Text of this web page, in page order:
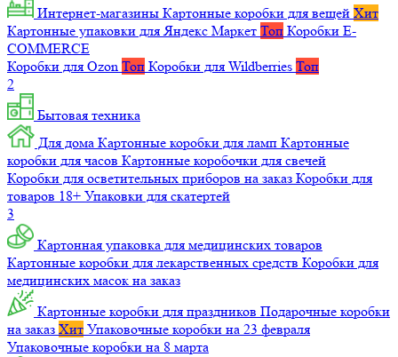
Интернет-магазины Картонные коробки для вещей Хит
Картонные упаковки для Яндекс Маркет Топ Коробки E-
COMMERCE
Коробки для Ozon Топ Коробки для Wildberries Топ
2
Бытовая техника
Для дома Картонные коробки для ламп Картонные
коробки для часов Картонные коробочки для свечей
Коробки для осветительных приборов на заказ Коробки для
товаров 18+ Упаковки для скатертей
3
Картонная упаковка для медицинских товаров
Картонные коробки для лекарственных средств Коробки для
медицинских масок на заказ
Картонные коробки для праздников Подарочные коробки
на заказ Хит Упаковочные коробки на 23 февраля
Упаковочные коробки на 8 марта